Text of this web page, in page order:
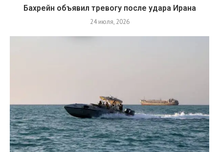
Бахрейн объявил тревогу после удара Ирана
24 июля, 2026